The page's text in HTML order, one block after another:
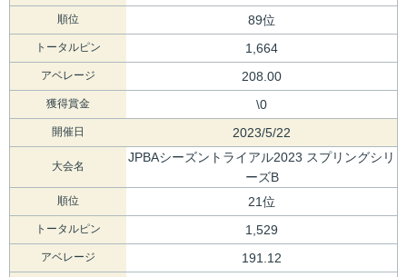
順位 89位
トータルピン 1,664
アベレージ 208.00
獲得賞金 \0
開催日 2023/5/22
大会名
JPBAシーズントライアル2023 スプリングシリ
ーズB
順位 21位
トータルピン 1,529
アベレージ 191.12